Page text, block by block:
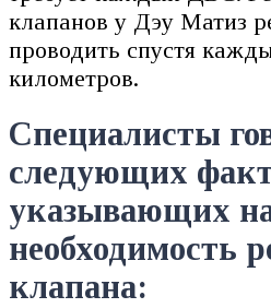
клапанов у Дэу Матиз
проводить спустя
километров.
Специалисты
следующих
указывающих
необходимость
клапана: